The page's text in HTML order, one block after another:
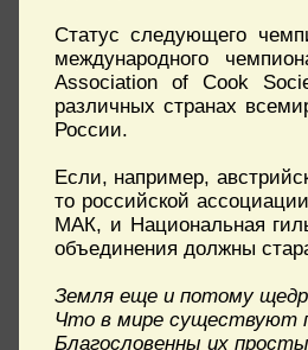
Статус следующего
международного
Association of Cook
различных странах
России.
Если, например,
то российской
МАК, и Национальная
объединения должны
Земля еще и потому
Что в мире существуют
Благословенны их